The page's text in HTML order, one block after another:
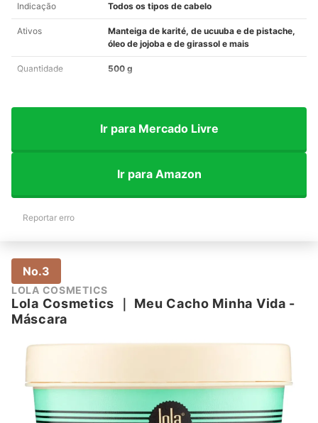
Indicação Todos os tipos de cabelo
Ativos
Manteiga de karité, de ucuuba e de pistache,
óleo de jojoba e de girassol e mais
Quantidade 500 g
Ir para Mercado Livre
Ir para Amazon
Reportar erro
No.3
LOLA COSMETICS
Lola Cosmetics
Meu Cacho Minha Vida -
Máscara